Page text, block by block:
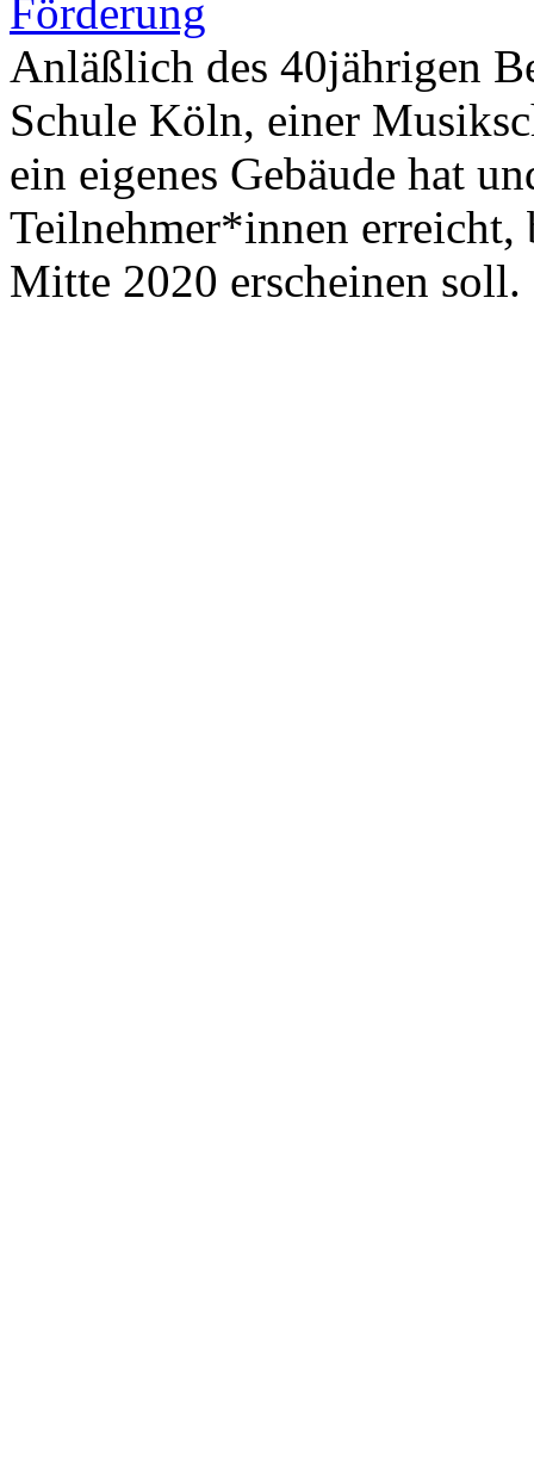
Förderung
Anläßlich des 40jährigen
Schule Köln, einer
ein eigenes Gebäude hat
Teilnehmer*innen erreicht,
Mitte 2020 erscheinen soll.